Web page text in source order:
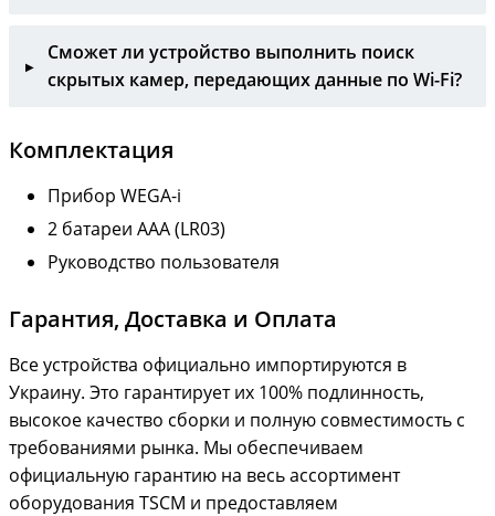
Сможет ли устройство выполнить поиск
скрытых камер, передающих данные по Wi-Fi?
Комплектация
Прибор WEGA-i
2 батареи AAA (LR03)
Руководство пользователя
Гарантия, Доставка и Оплата
Все устройства официально импортируются в
Украину. Это гарантирует их 100% подлинность,
высокое качество сборки и полную совместимость с
требованиями рынка. Мы обеспечиваем
официальную гарантию на весь ассортимент
оборудования TSCM и предоставляем